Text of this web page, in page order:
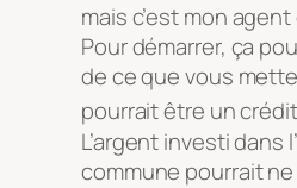
mais c’est mon
Pour démarrer, ça
de ce que vous
pourrait être un
L’argent investi dans
commune pourrait